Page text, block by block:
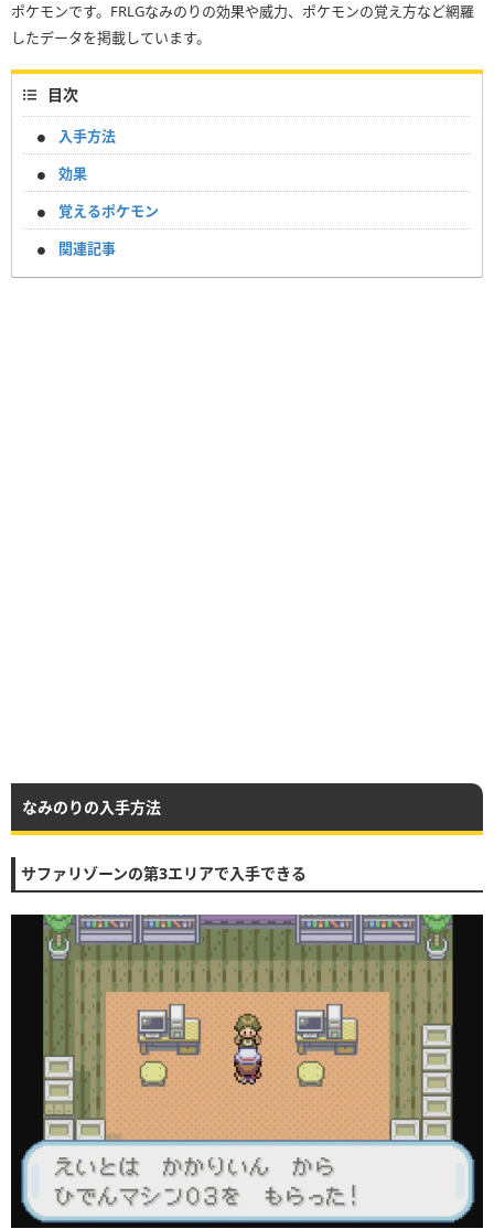
ポケモンです。FRLGなみのりの効果や威力、ポケモンの覚え方など網羅
したデータを掲載しています。
目次
入手方法
効果
覚えるポケモン
関連記事
なみのりの入手方法
サファリゾーンの第3エリアで入手できる